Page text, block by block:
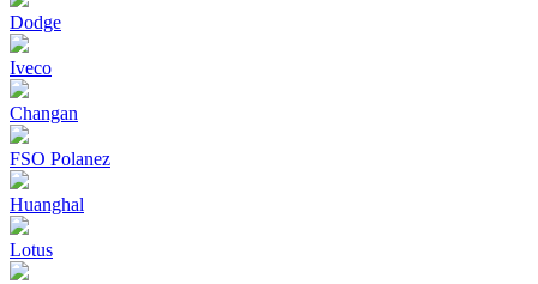
Dodge
Iveco
Changan
FSO Polanez
Huanghal
Lotus